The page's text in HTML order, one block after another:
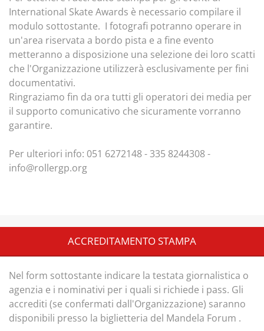
International Skate Awards è necessario compilare il
modulo sottostante. I fotografi potranno operare in
un'area riservata a bordo pista e a fine evento
metteranno a disposizione una selezione dei loro scatti
che l'Organizzazione utilizzerà esclusivamente per fini
documentativi.
Ringraziamo fin da ora tutti gli operatori dei media per
il supporto comunicativo che sicuramente vorranno
garantire.
Per ulteriori info: 051 6272148 - 335 8244308 -
info@rollergp.org
ACCREDITAMENTO STAMPA
Nel form sottostante indicare la testata giornalistica o
agenzia e i nominativi per i quali si richiede i pass. Gli
accrediti (se confermati dall'Organizzazione) saranno
disponibili presso la biglietteria del Mandela Forum .